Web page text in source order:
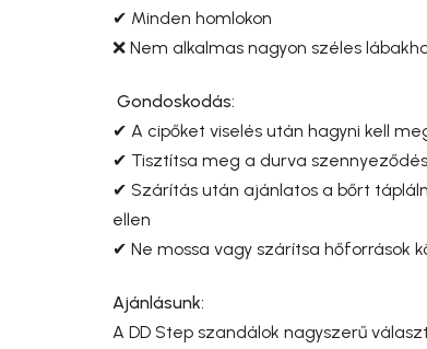
✔ Minden homlokon
❌ Nem alkalmas nagyon széles
Gondoskodás:
✔ A cipőket viselés után hagyni kell
✔ Tisztítsa meg a durva
✔ Szárítás után ajánlatos a bőrt
ellen
✔ Ne mossa vagy szárítsa hőforrások
Ajánlásunk:
A DD Step szandálok nagyszerű